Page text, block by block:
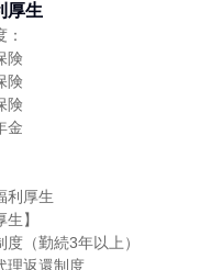
厚生
険
険
険
金
利厚生
生】
度（勤続3年以上）
理返還制度